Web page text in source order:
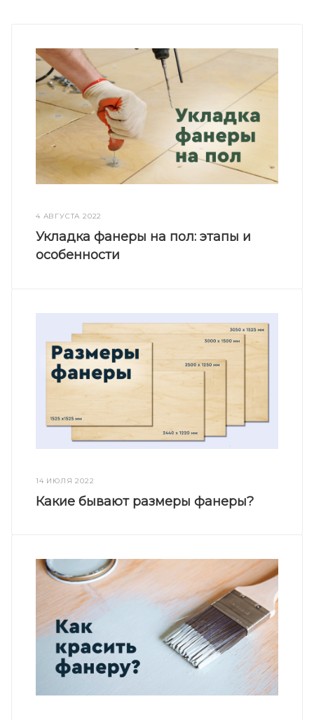
4 АВГУСТА 2022
Укладка фанеры на пол: этапы и
особенности
14 ИЮЛЯ 2022
Какие бывают размеры фанеры?